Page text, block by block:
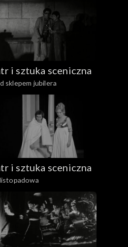
i sztuka sceniczna
sklepem jubilera
i sztuka sceniczna